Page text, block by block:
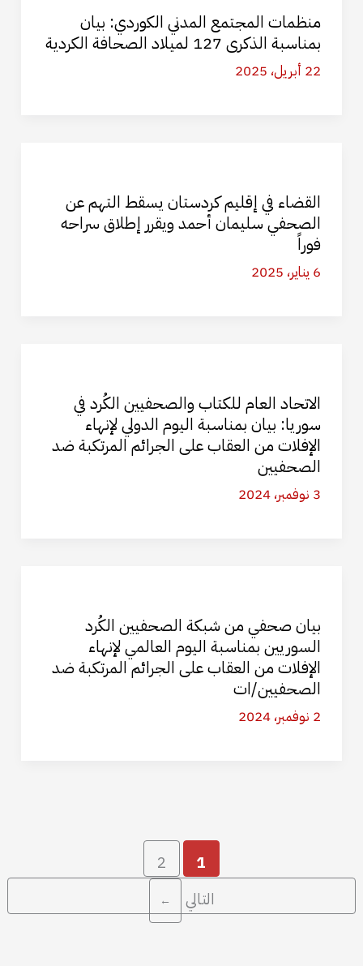
منظمات المجتمع المدني الكوردي: بيان
بمناسبة الذكرى 127 لميلاد الصحافة الكردية
22 أبريل، 2025
القضاء في إقليم كردستان يسقط التهم عن
الصحفي سليمان أحمد ويقرر إطلاق سراحه
فوراً
6 يناير، 2025
الاتحاد العام للكتاب والصحفيين الكُرد في
سوريا: بيان بمناسبة اليوم الدولي لإنهاء
الإفلات من العقاب على الجرائم المرتكبة ضد
الصحفيين
3 نوفمبر، 2024
بيان صحفي من شبكة الصحفيين الكُرد
السوريين بمناسبة اليوم العالمي لإنهاء
الإفلات من العقاب على الجرائم المرتكبة ضد
الصحفيين/ات
2 نوفمبر، 2024
1
2
التالي
←